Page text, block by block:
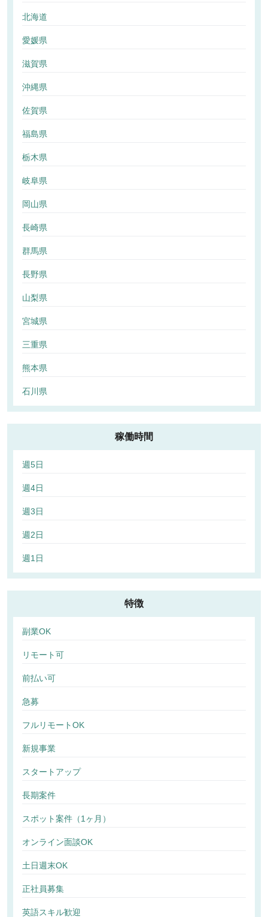
北海道
愛媛県
滋賀県
沖縄県
佐賀県
福島県
栃木県
岐阜県
岡山県
長崎県
群馬県
長野県
山梨県
宮城県
三重県
熊本県
石川県
稼働時間
週5日
週4日
週3日
週2日
週1日
特徴
副業OK
リモート可
前払い可
急募
フルリモートOK
新規事業
スタートアップ
長期案件
スポット案件（1ヶ月）
オンライン面談OK
土日週末OK
正社員募集
英語スキル歓迎